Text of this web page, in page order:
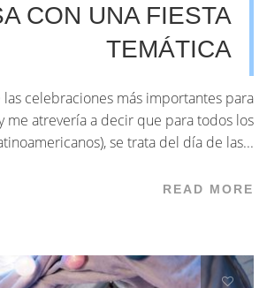
CON UNA FIESTA
TEMÁTICA
las celebraciones más importantes para
me atrevería a decir que para todos los
se trata del día de las...
READ MORE